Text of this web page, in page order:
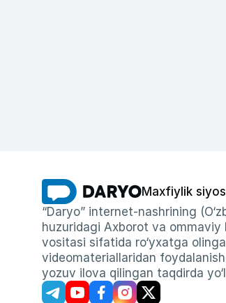
Maxfiylik
“Daryo” internet-nashrining
huzuridagi Axborot va
vositasi sifatida ro‘yxatga
videomateriallaridan
yozuv ilova qilingan taqdirda yo‘l